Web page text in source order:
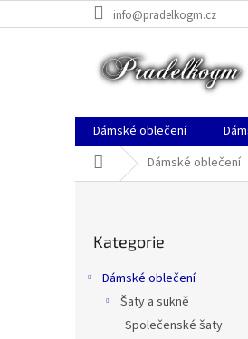
na
info@pradelkogm.cz
Dámské oblečení
Domů Dámské oblečení
kategorie
Kategorie
Dámské oblečení
Šaty a sukně
Společenské šaty